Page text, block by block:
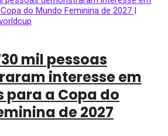
mil pessoas
interesse em
para a Copa do
de 2027